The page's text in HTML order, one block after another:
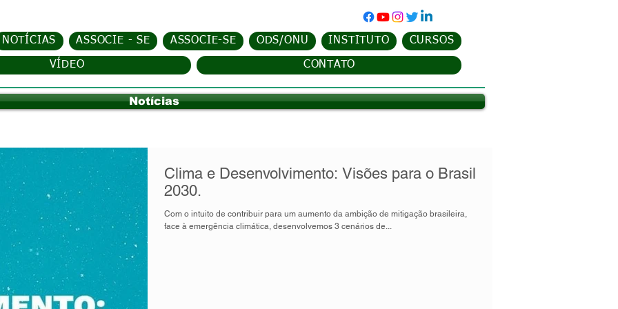
NOTÍCIAS ASSOCIE - SE ASSOCIE-SE ODS/ONU INSTITUTO CURSOS
VÍDEO CONTATO
Notícias
Clima e Desenvolvimento: Visões para o Brasil
2030.
Com o intuito de contribuir para um aumento da ambição de mitigação brasileira,
face à emergência climática, desenvolvemos 3 cenários de...